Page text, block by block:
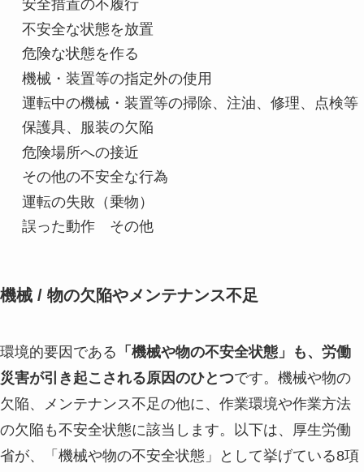
安全措置の不履行
不安全な状態を放置
危険な状態を作る
機械・装置等の指定外の使用
運転中の機械・装置等の掃除、注油、修理、点検等
保護具、服装の欠陥
危険場所への接近
その他の不安全な行為
運転の失敗（乗物）
誤った動作 その他
機械 / 物の欠陥やメンテナンス不足
環境的要因である 「機械や物の不安全状態」も、労働
災害が引き起こされる原因のひとつです。機械や物の
欠陥、メンテナンス不足の他に、作業環境や作業方法
の欠陥も不安全状態に該当します。以下は、厚生労働
省が、「機械や物の不安全状態」として挙げている8項